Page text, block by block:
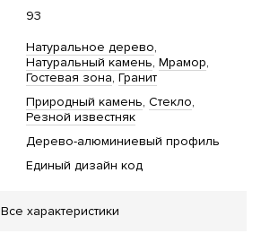
93
Натуральное дерево
Натуральный камень Мрамор
Гостевая зона Гранит
Природный камень Стекло
Резной известняк
Дерево-алюминиевый профиль
Единый дизайн код
Все характеристики